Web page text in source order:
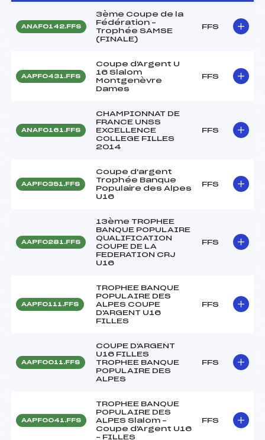
ANAF0142.FFS
3ème Coupe de la
Fédération –
Trophée SAMSE
(FINALE)
FFS
AAPF0431.FFS
Coupe d'Argent U
16 Slalom
Montgenèvre
Dames
FFS
ANAF0161.FFS
CHAMPIONNAT DE
FRANCE UNSS
EXCELLENCE
COLLEGE FILLES
2014
FFS
AAPF0351.FFS
Coupe d'argent
Trophée Banque
Populaire des Alpes
U16
FFS
AAPF0281.FFS
13ème TROPHEE
BANQUE POPULAIRE
QUALIFICATION
COUPE DE LA
FEDERATION CRJ
U16
FFS
AAPF0111.FFS
TROPHEE BANQUE
POPULAIRE DES
ALPES COUPE
D'ARGENT U16
FILLES
FFS
AAPF0011.FFS
COUPE D'ARGENT
U16 FILLES
TROPHEE BANQUE
POPULAIRE DES
ALPES
FFS
AAPF0041.FFS
TROPHEE BANQUE
POPULAIRE DES
ALPES Slalom –
Coupe d'Argent U16
– FILLES
FFS